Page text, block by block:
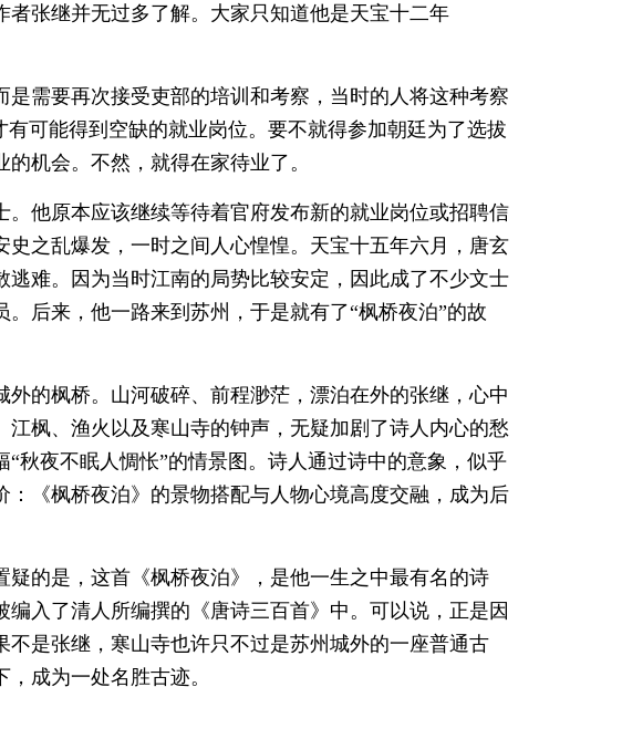
张继并无过多了解。大家只知道他是天宝十二年
需要再次接受吏部的培训和考察，当时的人将这种考察
可能得到空缺的就业岗位。要不就得参加朝廷为了选拔
机会。不然，就得在家待业了。
他原本应该继续等待着官府发布新的就业岗位或招聘信
之乱爆发，一时之间人心惶惶。天宝十五年六月，唐玄
难。因为当时江南的局势比较安定，因此成了不少文士
后来，他一路来到苏州，于是就有了“枫桥夜泊”的故
的枫桥。山河破碎、前程渺茫，漂泊在外的张继，心中
枫、渔火以及寒山寺的钟声，无疑加剧了诗人内心的愁
秋夜不眠人惆怅”的情景图。诗人通过诗中的意象，似乎
《枫桥夜泊》的景物搭配与人物心境高度交融，成为后
疑的是，这首《枫桥夜泊》，是他一生之中最有名的诗
入了清人所编撰的《唐诗三百首》中。可以说，正是因
是张继，寒山寺也许只不过是苏州城外的一座普通古
成为一处名胜古迹。